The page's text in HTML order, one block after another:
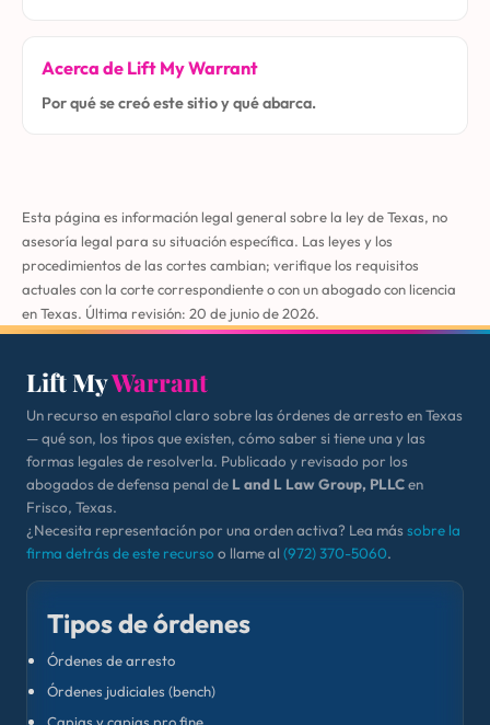
Acerca de Lift My Warrant
Por qué se creó este sitio y qué abarca.
Esta página es información legal general sobre la ley de Texas, no
asesoría legal para su situación específica. Las leyes y los
procedimientos de las cortes cambian; verifique los requisitos
actuales con la corte correspondiente o con un abogado con licencia
en Texas. Última revisión: 20 de junio de 2026.
Lift MyWarrant
Un recurso en español claro sobre las órdenes de arresto en Texas
— qué son, los tipos que existen, cómo saber si tiene una y las
formas legales de resolverla. Publicado y revisado por los
abogados de defensa penal de L and L Law Group, PLLCen
Frisco, Texas.
¿Necesita representación por una orden activa? Lea mássobre la
firma detrás de este recurso o llame al (972) 370-5060.
Tipos de órdenes
Órdenes de arresto
Órdenes judiciales (bench)